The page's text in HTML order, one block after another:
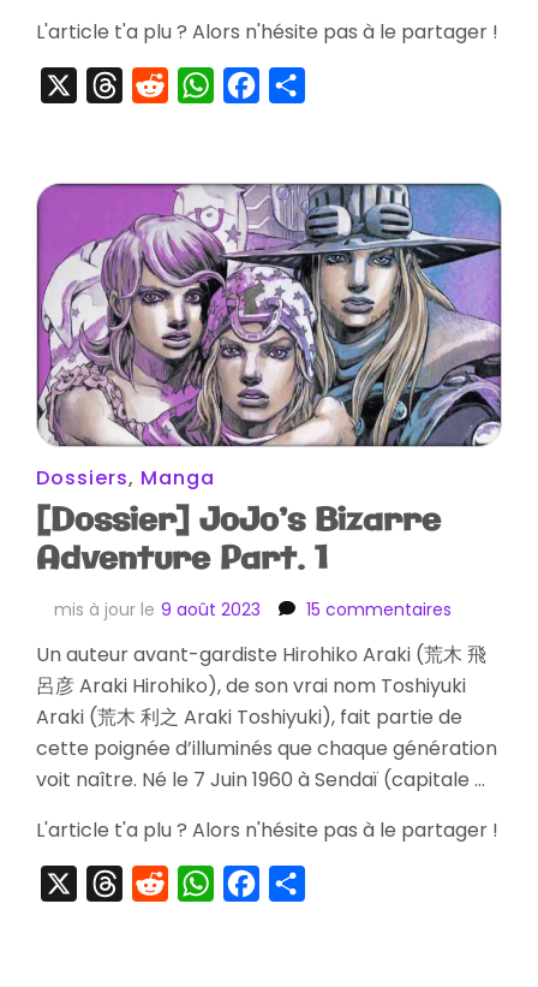
L'article t'a plu ? Alors n'hésite pas à le partager !
ThreadsRedditWhatsAppFacebook
Dossiers, Manga
[Dossier] JoJo’s Bizarre
Adventure Part. 1
mis à jour le 9 août 2023 15 commentaires
JoJo’s
Bizarre
Adventure
1
Un auteur avant-gardiste Hirohiko Araki (荒木 飛
呂彦 Araki Hirohiko), de son vrai nom Toshiyuki
Araki (荒木 利之 Araki Toshiyuki), fait partie de
cette poignée d’illuminés que chaque génération
voit naître. Né le 7 Juin 1960 à Sendaï (capitale …
L'article t'a plu ? Alors n'hésite pas à le partager !
ThreadsRedditWhatsAppFacebook